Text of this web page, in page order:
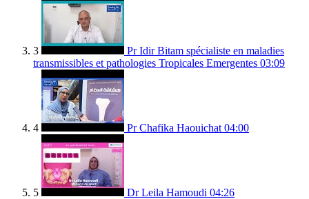
3
Pr Idir Bitam spécialiste en maladies
transmissibles et pathologies Tropicales Emergentes 03:09
4 Pr Chafika Haouichat 04:00
5 Dr Leila Hamoudi 04:26